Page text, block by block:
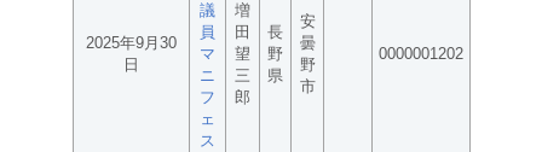
2025年9月30
日
議
員
マ
ニ
フ
ェ
ス
増
田
望
三
郎
長
野
県
安
曇
野
市
0000001202